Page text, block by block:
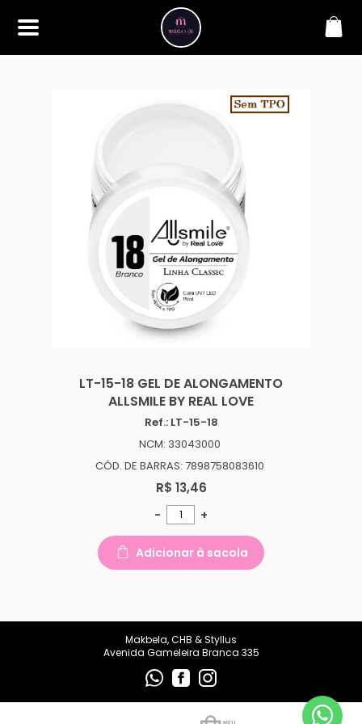
Bem-vindo à Makbela, CHB &
Styllus, sua fonte confiável de
oferecendo uma ampla gama
de produtos que inspiram
confiança e criatividade. Desde
os últimos lançamentos em
maquiagem até os acessórios
mais elegantes, estamos aqui
para ajudá-lo a alcançar seu
visual dos sonhos. Explore nossa
seleção cuidadosamente
selecionada e descubra como a
beleza se torna uma expressão
makbelachb@gmail.com
LT-15-18 GEL DE ALONGAMENTO
ALLSMILE BY REAL LOVE
Ref.: LT-15-18
NCM: 33043000
CÓD. DE BARRAS: 7898758083610
R$ 13,46
- +
Adicionar à sacola
Makbela, CHB & Styllus
Avenida Gameleira Branca 335